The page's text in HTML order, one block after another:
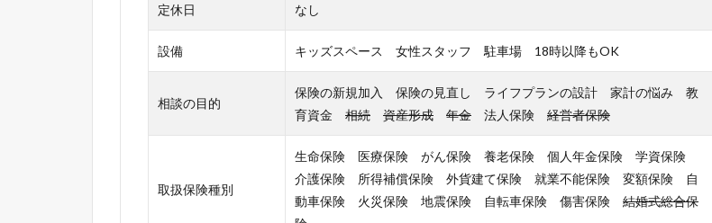
定休日 なし
設備 キッズスペース 女性スタッフ 駐車場 18時以降もOK
相談の目的
保険の新規加入 保険の見直し ライフプランの設計 家計の悩み 教
育資金 相続 資産形成 年金 法人保険 経営者保険
取扱保険種別
生命保険 医療保険 がん保険 養老保険 個人年金保険 学資保険
介護保険 所得補償保険 外貨建て保険 就業不能保険 変額保険 自
動車保険 火災保険 地震保険 自転車保険 傷害保険 結婚式総合保